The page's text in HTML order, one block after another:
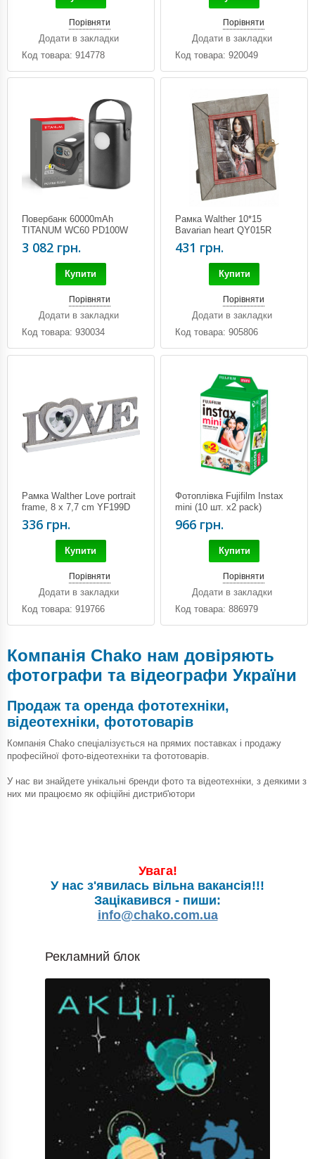
Порівняти
Додати в закладки
Код товара: 914778
Порівняти
Додати в закладки
Код товара: 920049
Повербанк 60000mAh
TITANUM WC60 PD100W
Black
3 082 грн.
Купити
Порівняти
Додати в закладки
Код товара: 930034
Рамка Walther 10*15
Bavarian heart QY015R
431 грн.
Купити
Порівняти
Додати в закладки
Код товара: 905806
Рамка Walther Love portrait
frame, 8 x 7,7 cm YF199D
336 грн.
Купити
Порівняти
Додати в закладки
Код товара: 919766
Фотоплівка Fujifilm Instax
mini (10 шт. х2 pack)
966 грн.
Купити
Порівняти
Додати в закладки
Код товара: 886979
Компанія Chako нам довіряють
фотографи та відеографи України
Продаж та оренда фототехніки,
відеотехніки, фототоварів
Компанія Chako спеціалізується на прямих поставках і продажу
професійної фото-відеотехніки та фототоварів.
У нас ви знайдете унікальні бренди фото та відеотехніки, з деякими з
них ми працюємо як офіційні дистриб'ютори
Увага!
У нас з'явилась вільна вакансія!!!
Зацікавився - пиши:
info@chako.com.ua
Рекламний блок